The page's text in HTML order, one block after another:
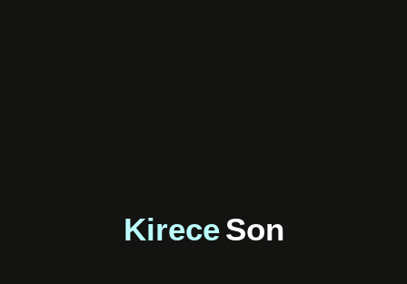
KireceSon